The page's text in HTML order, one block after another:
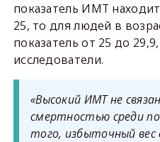
показатель ИМТ
25, то для людей в
показатель от 25 до
исследователи.
«Высокий ИМТ не
смертностью среди
того, избыточный вес